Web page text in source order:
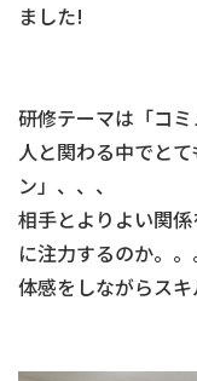
ました!
研修テーマは「コミ
人と関わる中でと
ン」、、、
相手とよりよい関
に注力するのか。。
体感をしながらスキ